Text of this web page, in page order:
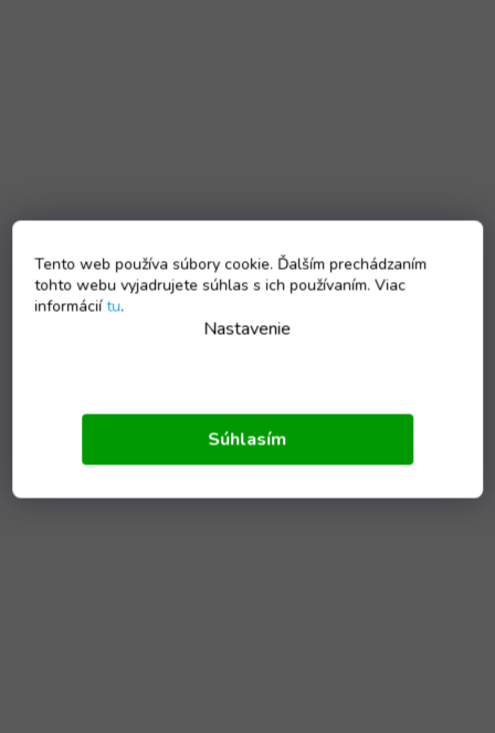
Tento web používa súbory cookie. Ďalším prechádzaním
tohto webu vyjadrujete súhlas s ich používaním. Viac
informáciítu.
Nastavenie
Súhlasím